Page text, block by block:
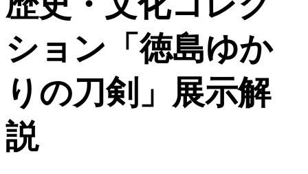
ション「徳島ゆか
りの刀剣」展示解
説